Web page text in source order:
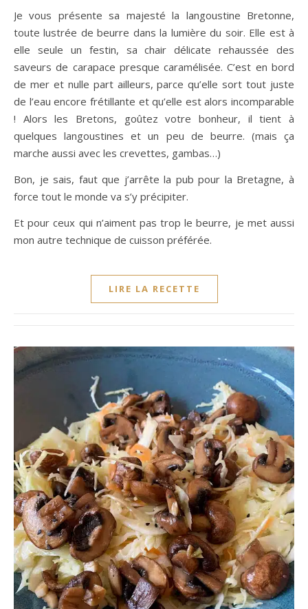
Je vous présente sa majesté la langoustine Bretonne,
toute lustrée de beurre dans la lumière du soir. Elle est à
elle seule un festin, sa chair délicate rehaussée des
saveurs de carapace presque caramélisée. C’est en bord
de mer et nulle part ailleurs, parce qu’elle sort tout juste
de l’eau encore frétillante et qu’elle est alors incomparable
! Alors les Bretons, goûtez votre bonheur, il tient à
quelques langoustines et un peu de beurre. (mais ça
marche aussi avec les crevettes, gambas…)
Bon, je sais, faut que j’arrête la pub pour la Bretagne, à
force tout le monde va s’y précipiter.
Et pour ceux qui n’aiment pas trop le beurre, je met aussi
mon autre technique de cuisson préférée.
LIRE LA RECETTE